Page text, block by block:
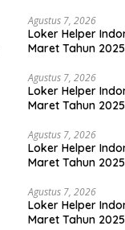
Agustus 7, 2026
Loker Helper
Maret Tahun
Agustus 7, 2026
Loker Helper
Maret Tahun 2025
Agustus 7, 2026
Loker Helper
Maret Tahun
Agustus 7, 2026
Loker Helper
Maret Tahun